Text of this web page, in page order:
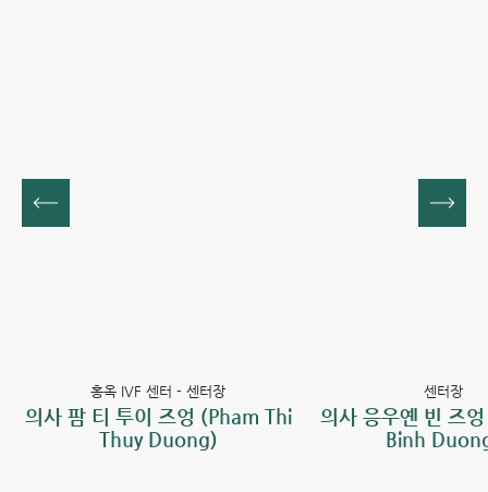
홍옥 IVF 센터 - 센터장
팜 티 투이 즈엉 (Pham Thi
Thuy Duong)
의사 응우옌 빈 즈엉
Binh Duong)